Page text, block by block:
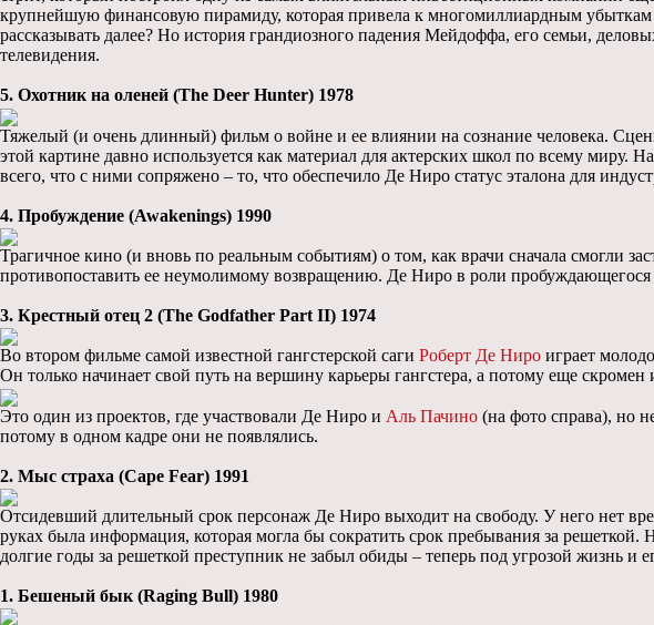
крупнейшую финансовую пирамиду, которая привела к многомиллиардным убыткам
рассказывать далее? Но история грандиозного падения Мейдоффа, его семьи,
телевидения.
5. Охотник на оленей (The Deer Hunter) 1978
Тяжелый (и очень длинный) фильм о войне и ее влиянии на сознание человека.
этой картине давно используется как материал для актерских школ по всему миру.
всего, что с ними сопряжено – то, что обеспечило Де Ниро статус эталона для
4. Пробуждение (Awakenings) 1990
Трагичное кино (и вновь по реальным событиям) о том, как врачи сначала смогли
противопоставить ее неумолимому возвращению. Де Ниро в роли
3. Крестный отец 2 (The Godfather Part II) 1974
Во втором фильме самой известной гангстерской саги Роберт Де Ниро играет
Он только начинает свой путь на вершину карьеры гангстера, а потому еще скромен
Это один из проектов, где участвовали Де Ниро и Аль Пачино (на фото справа), но
потому в одном кадре они не появлялись.
2. Мыс страха (Cape Fear) 1991
Отсидевший длительный срок персонаж Де Ниро выходит на свободу. У него нет
руках была информация, которая могла бы сократить срок пребывания за
долгие годы за решеткой преступник не забыл обиды – теперь под угрозой жизнь
1. Бешеный бык (Raging Bull) 1980